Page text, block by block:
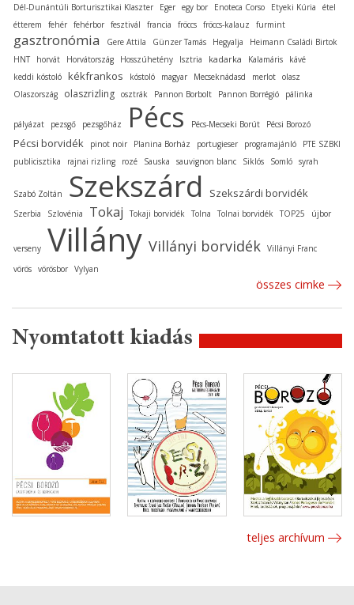
Dél-Dunántúli Borturisztikai Klaszter
Eger egy bor Enoteca Corso Etyeki Kúria
étel
étterem
fehér fehérbor fesztivál francia fröccs fröccs-kalauz furmint
gasztronómia Gere Attila Günzer Tamás Hegyalja
Heimann Családi Birtok
HNT
horvát Horvátország Hosszúhetény Isztria kadarka Kalamáris
kávé
keddi kóstoló kékfrankos kóstoló magyar Mecseknádasd merlot olasz
Olaszország
olaszrizling osztrák Pannon Borbolt Pannon Borrégió pálinka
pályázat pezsgő pezsgőház Pécs Pécs-Mecseki Borút Pécsi Borozó
Pécsi borvidék pinot noir Planina Borház portugieser programajánló
PTE SZBKI
publicisztika
rajnai rizling rozé Sauska sauvignon blanc Siklós Somló syrah
Szabó Zoltán Szekszárd Szekszárdi borvidék
Szerbia Szlovénia Tokaj Tokaji borvidék Tolna Tolnai borvidék TOP25 újbor
verseny Villány Villányi borvidék Villányi Franc
vörös vörösbor Vylyan
összes cimke
Nyomtatott kiadás
teljes archívum